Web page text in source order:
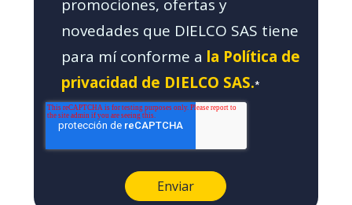
promociones, ofertas y
novedades que DIELCO SAS tiene
para mí conforme a la Política de
privacidad de DIELCO SAS.*